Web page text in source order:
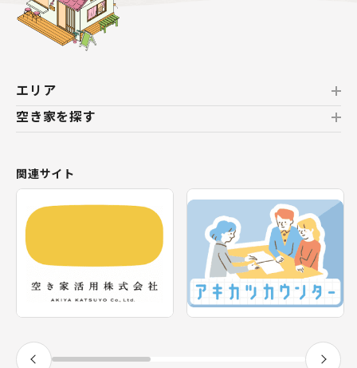
エリア
北海道
東北
関東
神奈川県
甲信越・北陸
東海
空き家を探す
新着の空き家
テーマから探す
エリアから探す
関連サイト